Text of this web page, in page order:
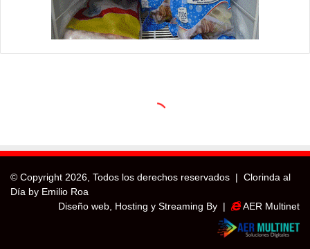
© Copyright 2026, Todos los derechos reservados | Clorinda al
Día by Emilio Roa
Diseño web, Hosting y Streaming By |
AER Multinet